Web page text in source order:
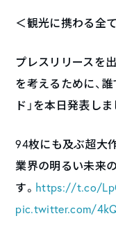
＜観光に携わる全
プレスリリースを
を考えるために、
ド」を本日発表しま
94枚にも及ぶ超大
業界の明るい未来
す。 https://t.co/
pic.twitter.com/